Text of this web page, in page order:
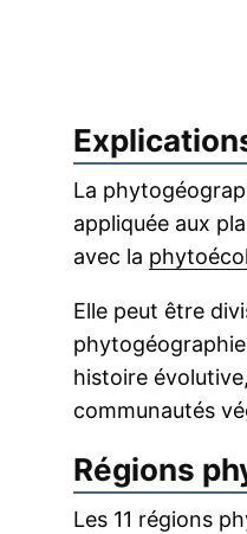
La
appliquée aux
avec la
Elle peut être
histoire
communautés
Régions
Les 11 régions